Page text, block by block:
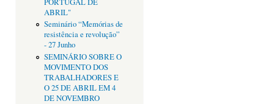
ABRIL"
Seminário “Memórias de
resistência e revolução”
- 27 Junho
SEMINÁRIO SOBRE O
MOVIMENTO DOS
TRABALHADORES E
O 25 DE ABRIL EM 4
DE NOVEMBRO